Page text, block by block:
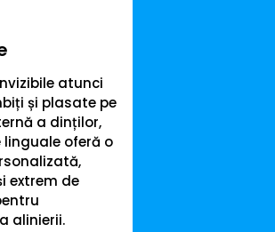
atunci
și plasate pe
a dinților,
oferă o
extrem de
alinierii.